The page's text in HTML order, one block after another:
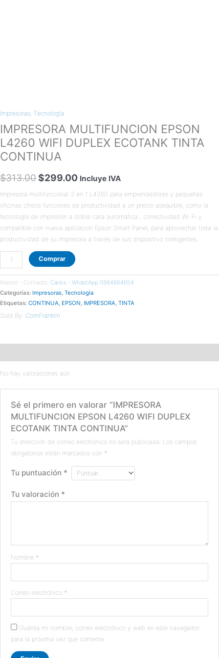
Impresoras Tecnología
IMPRESORA MULTIFUNCION EPSON
L4260 WIFI DUPLEX ECOTANK TINTA
CONTINUA
$313.00 $299.00 Incluye IVA
Impresora multifuncional 3 en 1 L4260 para emprendedores y pequeñas
oficinas ofrece funciones de productividad a un precio asequible, como la
tecnología de impresión a doble cara automática , conectividad Wi-Fi y
compatible con nueva aplicacion Epson Smart Panel, para aprovechar toda la
productividad de su impresora a través de sus dispositivo inteligentes.
Comprar
Asesor - Contacto: Carlos - WhastApp 0984664654
Categorías: Impresoras, Tecnología
Etiquetas: CONTINUA, EPSON, IMPRESORA, TINTA
Sold By: ComFranklin
No hay valoraciones aún.
Sé el primero en valorar “IMPRESORA
MULTIFUNCION EPSON L4260 WIFI DUPLEX
ECOTANK TINTA CONTINUA”
Tu dirección de correo electrónico no será publicada. Los campos
obligatorios están marcados con *
Tu puntuación *
Tu valoración *
Nombre *
Correo electrónico *
Guarda mi nombre, correo electrónico y web en este navegador
para la próxima vez que comente.